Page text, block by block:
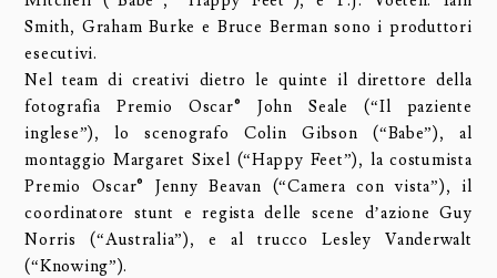
Smith, Graham Burke e Bruce Berman sono i produttori
esecutivi.
Nel team di creativi dietro le quinte il direttore della
fotografia Premio Oscar® John Seale (“Il paziente
inglese”), lo scenografo Colin Gibson (“Babe”), al
montaggio Margaret Sixel (“Happy Feet”), la costumista
Premio Oscar® Jenny Beavan (“Camera con vista”), il
coordinatore stunt e regista delle scene d’azione Guy
Norris (“Australia”), e al trucco Lesley Vanderwalt
(“Knowing”).